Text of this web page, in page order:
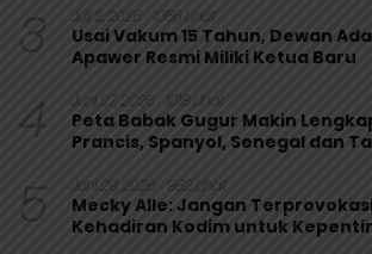
3 Juli 2, 2026 1066 Lihat
Usai Vakum 15 Tahun, Dewan
Apawer Resmi Miliki Ketua Baru
4 Juni 27, 2026 1018 Lihat
Peta Babak Gugur Makin
Prancis, Spanyol, Senegal dan
5 Juni 29, 2026 982 Lihat
Mecky Alle: Jangan
Kehadiran Kodim untuk